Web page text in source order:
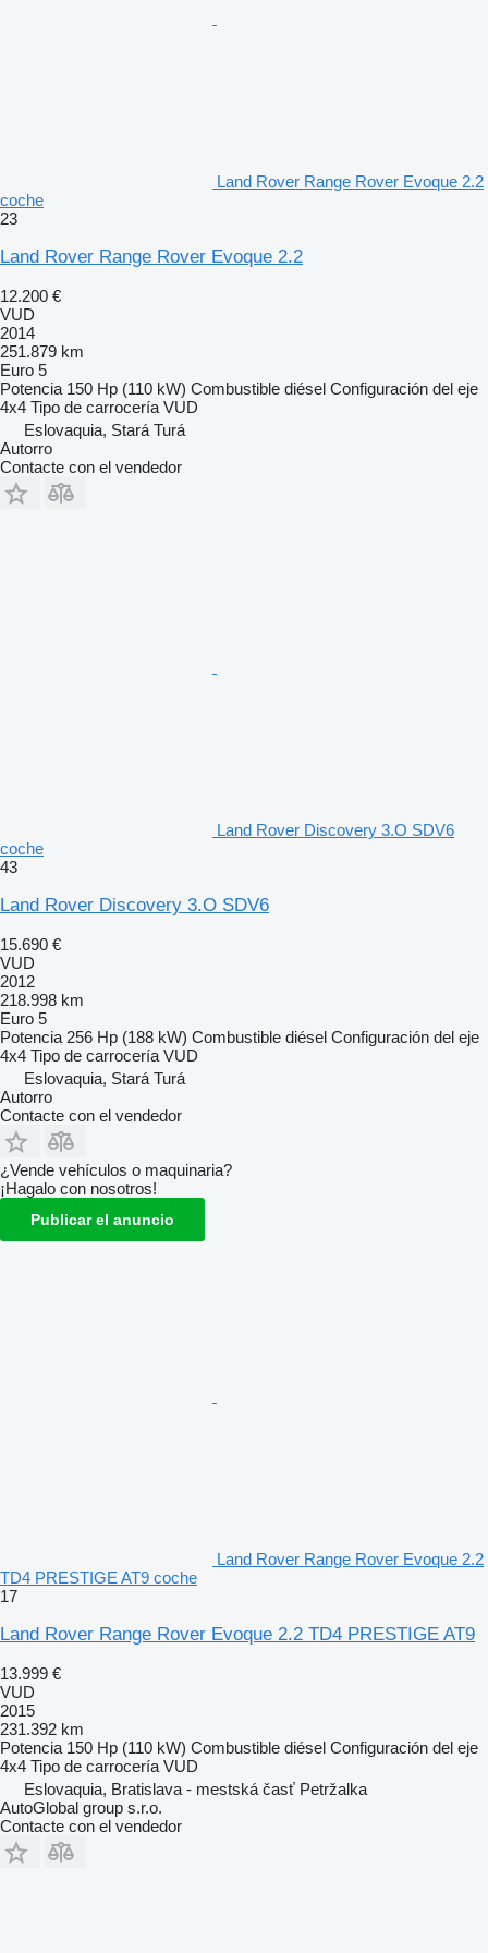
Land Rover Range Rover Evoque 2.2
coche
23
Land Rover Range Rover Evoque 2.2
12.200 €
VUD
2014
251.879 km
Euro 5
Potencia 150 Hp (110 kW) Combustible diésel Configuración del eje
4x4 Tipo de carrocería VUD
Eslovaquia, Stará Turá
Autorro
Contacte con el vendedor
Land Rover Discovery 3.O SDV6
coche
43
Land Rover Discovery 3.O SDV6
15.690 €
VUD
2012
218.998 km
Euro 5
Potencia 256 Hp (188 kW) Combustible diésel Configuración del eje
4x4 Tipo de carrocería VUD
Eslovaquia, Stará Turá
Autorro
Contacte con el vendedor
¿Vende vehículos o maquinaria?
¡Hagalo con nosotros!
Publicar el anuncio
Land Rover Range Rover Evoque 2.2
TD4 PRESTIGE AT9 coche
17
Land Rover Range Rover Evoque 2.2 TD4 PRESTIGE AT9
13.999 €
VUD
2015
231.392 km
Potencia 150 Hp (110 kW) Combustible diésel Configuración del eje
4x4 Tipo de carrocería VUD
Eslovaquia, Bratislava - mestská časť Petržalka
AutoGlobal group s.r.o.
Contacte con el vendedor